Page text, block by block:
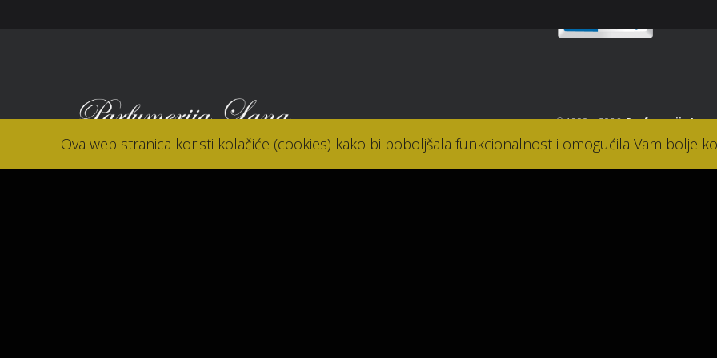
© 1990. - 2026.Parfumerija Lana
Ova web stranica koristi kolačiće (cookies) kako bi poboljšala funkcionalnost i omogućila Vam bolje